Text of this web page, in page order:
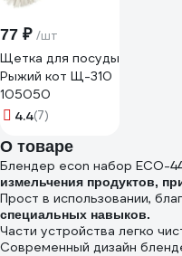
77 ₽ /шт
Щетка для посуды
Рыжий кот Щ-310
105050
4.4(7)
О товаре
Блендер econ набор ECO-
измельчения продуктов,
Прост в использовании,
специальных навыков.
Части устройства легко
Современный дизайн